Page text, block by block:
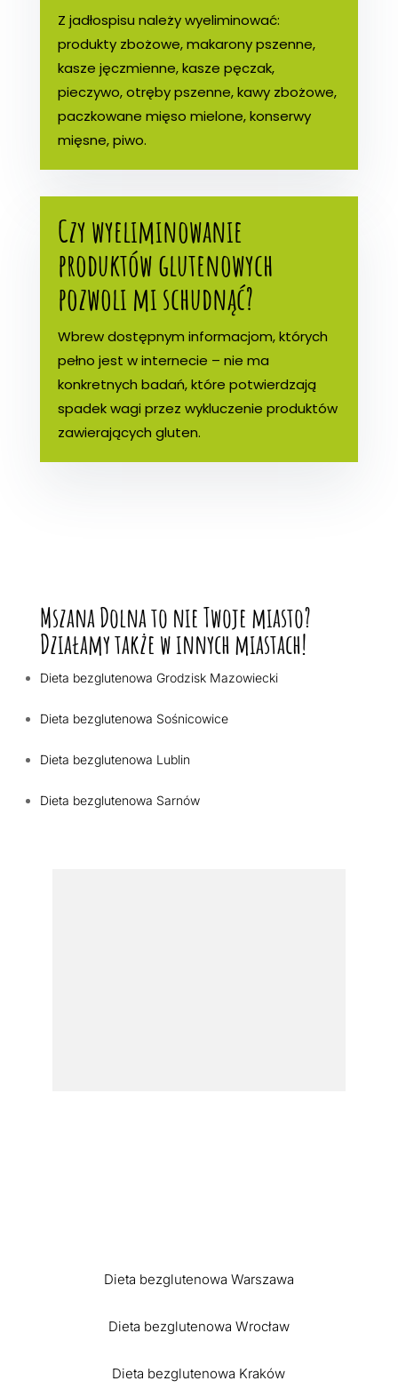
Z jadłospisu należy wyeliminować:
produkty zbożowe, makarony pszenne,
kasze jęczmienne, kasze pęczak,
pieczywo, otręby pszenne, kawy zbożowe,
paczkowane mięso mielone, konserwy
mięsne, piwo.
Czy wyeliminowanie
produktów glutenowych
pozwoli mi schudnąć?
Wbrew dostępnym informacjom, których
pełno jest w internecie – nie ma
konkretnych badań, które potwierdzają
spadek wagi przez wykluczenie produktów
zawierających gluten.
Mszana Dolna to nie Twoje miasto?
Działamy także w innych miastach!
Dieta bezglutenowa Grodzisk Mazowiecki
Dieta bezglutenowa Sośnicowice
Dieta bezglutenowa Lublin
Dieta bezglutenowa Sarnów
Dieta bezglutenowa Warszawa
Dieta bezglutenowa Wrocław
Dieta bezglutenowa Kraków